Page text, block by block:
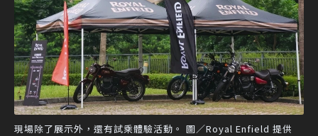
現場除了展示外，還有試乘體驗活動。 圖／Royal Enfield 提供